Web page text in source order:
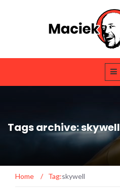
Tags archive: skywell
Home / Tag:skywell